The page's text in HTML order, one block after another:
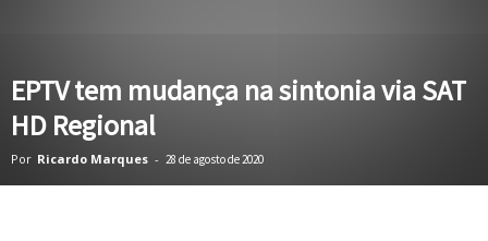
EPTV tem mudança na sintonia via SAT
HD Regional
Por Ricardo Marques - 28 de agosto de 2020